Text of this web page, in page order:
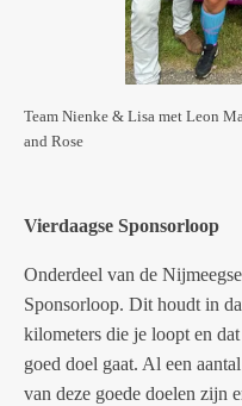
Team Nienke & Lisa met Leon
and Rose
Vierdaagse Sponsorloop
Onderdeel van de
Sponsorloop. Dit houdt in
kilometers die je loopt en
goed doel gaat. Al een
van deze goede doelen zijn